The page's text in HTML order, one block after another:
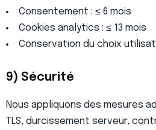
Consentement : ≤ 6 mois
Cookies analytics : ≤ 13 mois
Conservation du choix
9) Sécurité
Nous appliquons des mesures
TLS, durcissement serveur,